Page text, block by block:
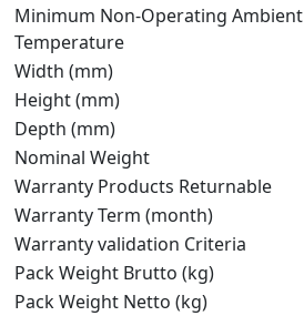
Minimum Non-Operating Ambient
Temperature
Width (mm)
Height (mm)
Depth (mm)
Nominal Weight
Warranty Products Returnable
Warranty Term (month)
Warranty validation Criteria
Pack Weight Brutto (kg)
Pack Weight Netto (kg)